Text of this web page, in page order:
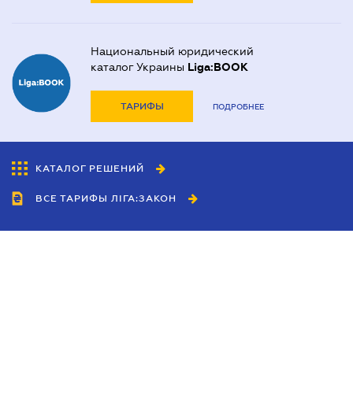
Национальный юридический
каталог Украины Liga:BOOK
ТАРИФЫ ПОДРОБНЕЕ
КАТАЛОГ РЕШЕНИЙ
ВСЕ ТАРИФЫ ЛІГА:ЗАКОН